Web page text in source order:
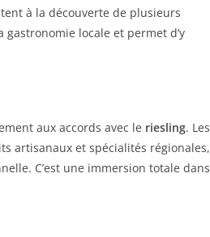
à la découverte de plusieurs
locale et permet d’y
aux accords avec le riesling. Les
artisanaux et spécialités régionales,
C’est une immersion totale dans